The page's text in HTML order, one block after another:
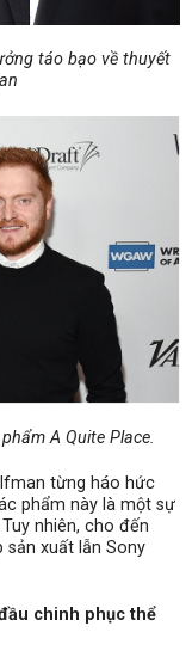
táo bạo về thuyết
A Quite Place.
từng háo hức
phẩm này là một sự
nhiên, cho đến
sản xuất lẫn Sony
chinh phục thể